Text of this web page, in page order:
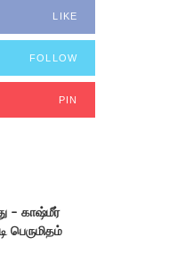
LIKE
FOLLOW
PIN
– காஷ்மீர்
பெருமிதம்